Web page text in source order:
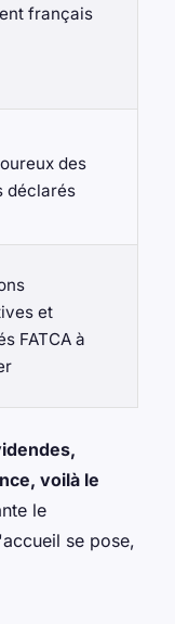
français
des
déclarés
et
FATCA à
voilà le
le
se pose,